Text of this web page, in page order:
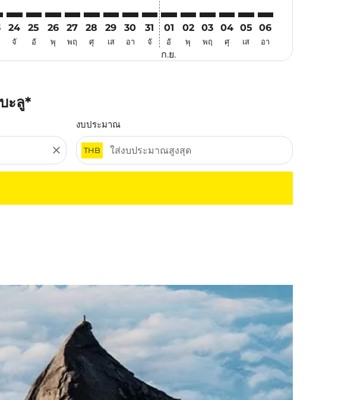
24
จั
25
อั
26
พุ
27
พฤ
28
ศุ
29
เส
30
อา
31
จั
01
อั
ก.ย.
02
พุ
03
พฤ
04
ศุ
05
เส
06
อา
ะลู*
close
งบประมาณ
THB